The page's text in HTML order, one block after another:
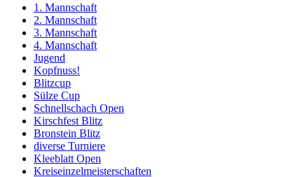
1. Mannschaft
2. Mannschaft
3. Mannschaft
4. Mannschaft
Jugend
Kopfnuss!
Blitzcup
Sülze Cup
Schnellschach Open
Kirschfest Blitz
Bronstein Blitz
diverse Turniere
Kleeblatt Open
Kreiseinzelmeisterschaften